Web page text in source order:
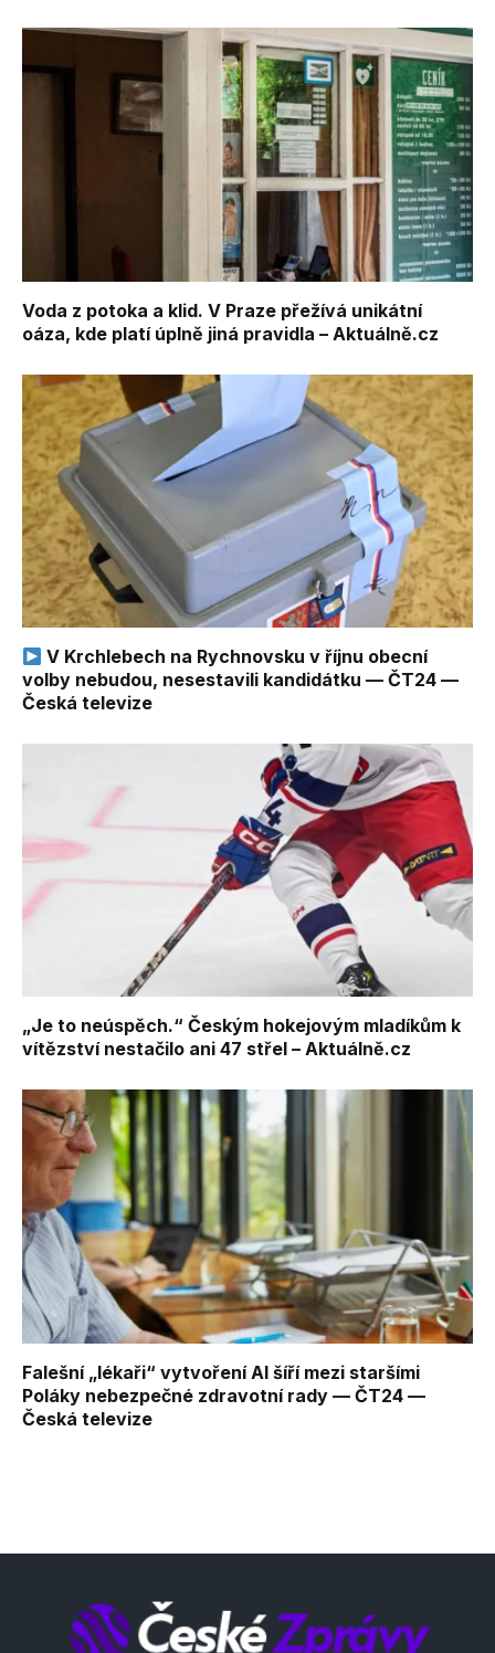
Voda z potoka a klid. V Praze přežívá unikátní
oáza, kde platí úplně jiná pravidla – Aktuálně.cz
V Krchlebech na Rychnovsku v říjnu obecní
volby nebudou, nesestavili kandidátku — ČT24 —
Česká televize
„Je to neúspěch.“ Českým hokejovým mladíkům k
vítězství nestačilo ani 47 střel – Aktuálně.cz
Falešní „lékaři“ vytvoření AI šíří mezi staršími
Poláky nebezpečné zdravotní rady — ČT24 —
Česká televize